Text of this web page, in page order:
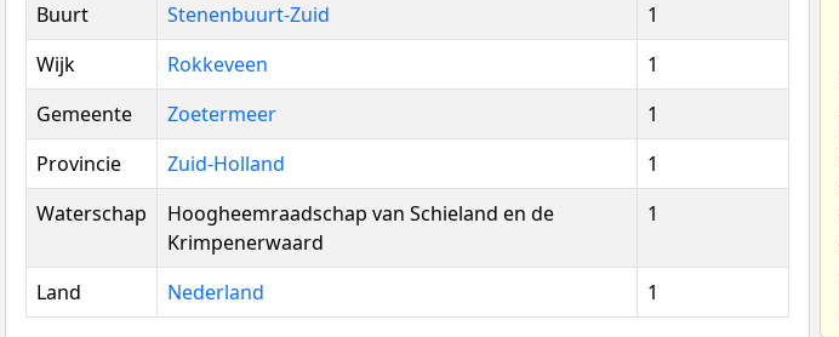
Buurt
Stenenbuurt-Zuid
1
Wijk
Rokkeveen
1
Gemeente
Zoetermeer
1
Provincie
Zuid-Holland
1
Waterschap
Hoogheemraadschap van Schieland en de
Krimpenerwaard
1
Land Nederland 1